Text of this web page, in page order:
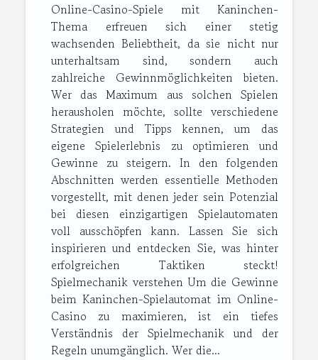
Online-Casino-Spiele mit Kaninchen-
Thema erfreuen sich einer stetig
wachsenden Beliebtheit, da sie nicht nur
unterhaltsam sind, sondern auch
zahlreiche Gewinnmöglichkeiten bieten.
Wer das Maximum aus solchen Spielen
herausholen möchte, sollte verschiedene
Strategien und Tipps kennen, um das
eigene Spielerlebnis zu optimieren und
Gewinne zu steigern. In den folgenden
Abschnitten werden essentielle Methoden
vorgestellt, mit denen jeder sein Potenzial
bei diesen einzigartigen Spielautomaten
voll ausschöpfen kann. Lassen Sie sich
inspirieren und entdecken Sie, was hinter
erfolgreichen Taktiken steckt!
Spielmechanik verstehen Um die Gewinne
beim Kaninchen-Spielautomat im Online-
Casino zu maximieren, ist ein tiefes
Verständnis der Spielmechanik und der
Regeln unumgänglich. Wer die...